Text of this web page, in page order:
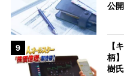
公
9
【
柄
樹